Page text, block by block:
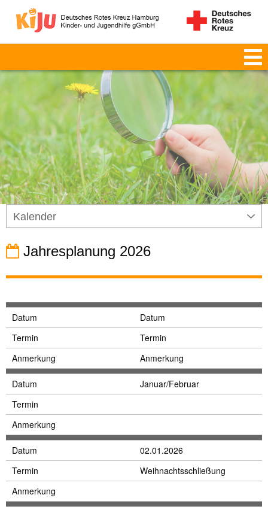
Kalender
Jahresplanung 2026
Datum
Datum
Termin
Termin
Anmerkung
Anmerkung
Datum
Januar/Februar
Termin
Anmerkung
Datum
02.01.2026
Termin
Weihnachtsschließung
Anmerkung